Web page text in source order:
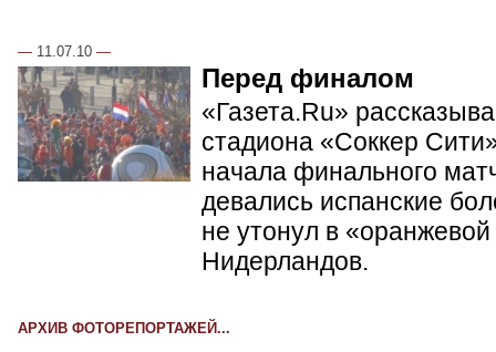
— 11.07.10 —
Перед финалом
«Газета.Ru»
стадиона «Соккер
начала финального
девались испанские
не утонул в
Нидерландов.
АРХИВ ФОТОРЕПОРТАЖЕЙ...